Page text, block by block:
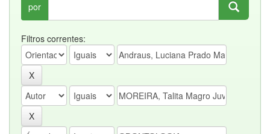
por
Filtros correntes: